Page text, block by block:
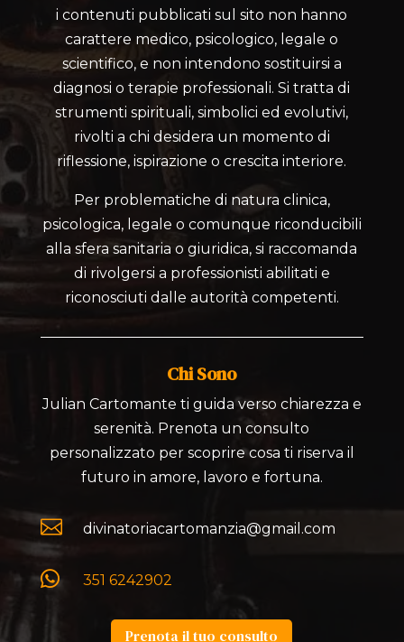
i contenuti pubblicati sul sito non hanno
carattere medico, psicologico, legale o
scientifico, e non intendono sostituirsi a
diagnosi o terapie professionali. Si tratta di
strumenti spirituali, simbolici ed evolutivi,
rivolti a chi desidera un momento di
riflessione, ispirazione o crescita interiore.
Per problematiche di natura clinica,
psicologica, legale o comunque riconducibili
alla sfera sanitaria o giuridica, si raccomanda
di rivolgersi a professionisti abilitati e
riconosciuti dalle autorità competenti.
Chi Sono
Julian Cartomante ti guida verso chiarezza e
serenità. Prenota un consulto
personalizzato per scoprire cosa ti riserva il
futuro in amore, lavoro e fortuna.
 divinatoriacartomanzia@gmail.com
 351 6242902
Prenota il tuo consulto